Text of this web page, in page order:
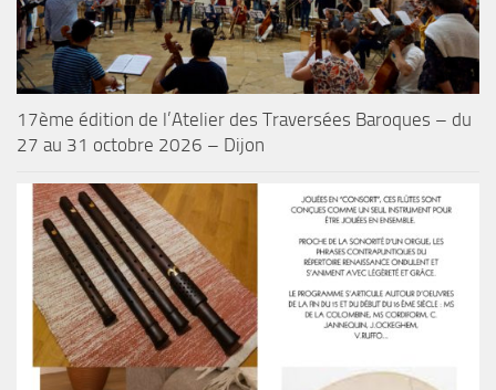
17ème édition de l’Atelier des Traversées Baroques – du
27 au 31 octobre 2026 – Dijon